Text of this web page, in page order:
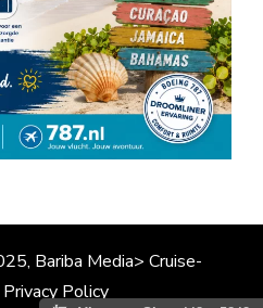
Bariba Media> Cruise-
Privacy Policy